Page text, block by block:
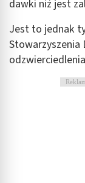
dawki niż jest
Jest to jednak